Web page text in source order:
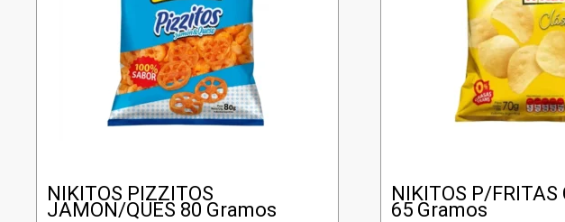
NIKITOS PIZZITOS
JAMON/QUES 80 Gramos
NIKITOS P/FRITAS
65 Gramos